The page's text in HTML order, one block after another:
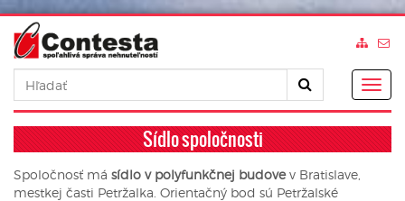
Sídlo spoločnosti
Spoločnosť má sídlo v polyfunkčnej budovev Bratislave,
mestkej časti Petržalka. Orientačný bod sú Petržalské